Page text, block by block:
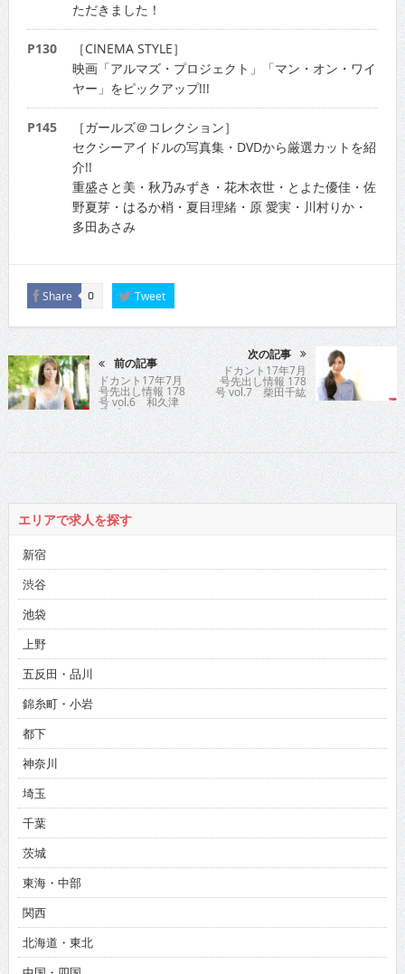
ただきました！
P130
［CINEMA STYLE］
映画「アルマズ・プロジェクト」「マン・オン・ワイ
ヤー」をピックアップ!!!
P145
［ガールズ＠コレクション］
セクシーアイドルの写真集・DVDから厳選カットを紹
介!!
重盛さと美・秋乃みずき・花木衣世・とよた優佳・佐
野夏芽・はるか梢・夏目理緒・原 愛実・川村りか・
多田あさみ
Share 0 Tweet
前の記事
ドカント17年7月
号先出し情報 178
号 vol.6 和久津
晶プロ
次の記事
ドカント17年7月
号先出し情報 178
号 vol.7 柴田千紘
エリアで求人を探す
新宿
渋谷
池袋
上野
五反田・品川
錦糸町・小岩
都下
神奈川
埼玉
千葉
茨城
東海・中部
関西
北海道・東北